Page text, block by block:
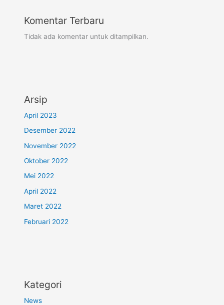
Komentar Terbaru
Tidak ada komentar untuk ditampilkan.
Arsip
April 2023
Desember 2022
November 2022
Oktober 2022
Mei 2022
April 2022
Maret 2022
Februari 2022
Kategori
News